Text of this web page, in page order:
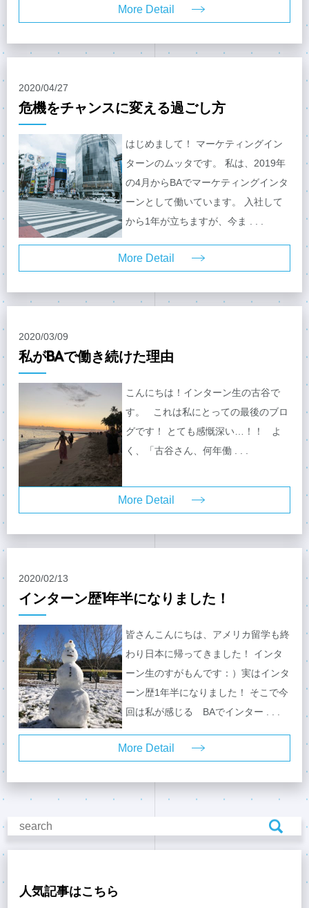
More Detail
2020/04/27
危機をチャンスに変える過ごし方
はじめまして！ マーケティングイン
ターンのムッタです。 私は、2019年
の4月からBAでマーケティングインタ
ーンとして働いています。 入社して
から1年が立ちますが、今ま . . .
More Detail
2020/03/09
私がBAで働き続けた理由
こんにちは！インターン生の古谷で
す。 これは私にとっての最後のブロ
グです！ とても感慨深い…！！ よ
く、「古谷さん、何年働 . . .
More Detail
2020/02/13
インターン歴1年半になりました！
皆さんこんにちは、アメリカ留学も終
わり日本に帰ってきました！ インタ
ーン生のすがもんです：）実はインタ
ーン歴1年半になりました！ そこで今
回は私が感じる BAでインター . . .
More Detail
人気記事はこちら